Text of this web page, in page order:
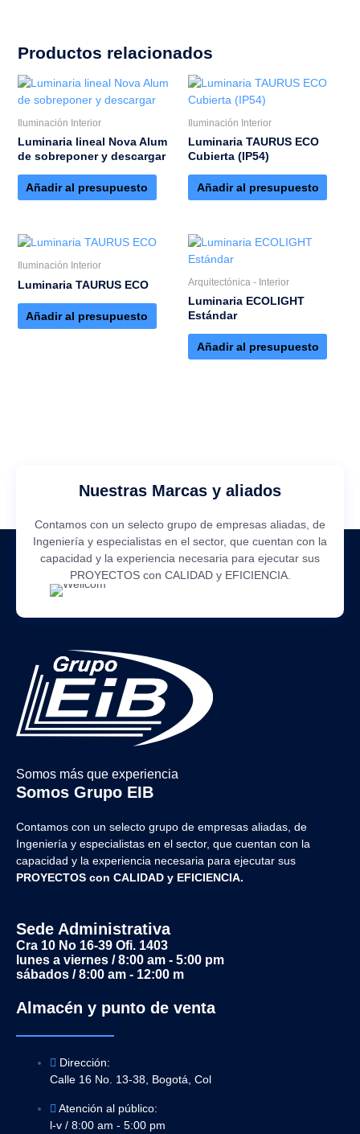
Productos relacionados
Iluminación Interior
Luminaria lineal Nova Alum
de sobreponer y descargar
Añadir al presupuesto
Iluminación Interior
Luminaria TAURUS ECO
Cubierta (IP54)
Añadir al presupuesto
Iluminación Interior
Luminaria TAURUS ECO
Añadir al presupuesto
Arquitectónica - Interior
Luminaria ECOLIGHT
Estándar
Añadir al presupuesto
Nuestras Marcas y aliados
Contamos con un selecto grupo de empresas aliadas, de
Ingeniería y especialistas en el sector, que cuentan con la
capacidad y la experiencia necesaria para ejecutar sus
PROYECTOS con CALIDAD y EFICIENCIA.
Somos más que experiencia
Somos Grupo EIB
Contamos con un selecto grupo de empresas aliadas, de
Ingeniería y especialistas en el sector, que cuentan con la
capacidad y la experiencia necesaria para ejecutar sus
PROYECTOS con CALIDAD y EFICIENCIA.
Sede Administrativa
Cra 10 No 16-39 Ofi. 1403
lunes a viernes / 8:00 am - 5:00 pm
sábados / 8:00 am - 12:00 m
Almacén y punto de venta
Dirección:
Calle 16 No. 13-38, Bogotá, Col
Atención al público:
l-v / 8:00 am - 5:00 pm